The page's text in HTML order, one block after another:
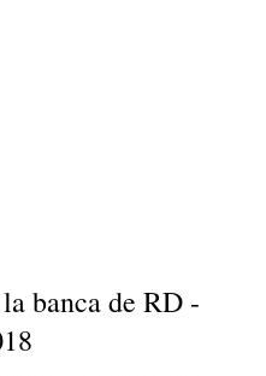
banca de RD -